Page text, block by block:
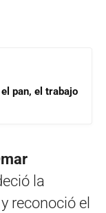
pan, el trabajo
la
reconoció el